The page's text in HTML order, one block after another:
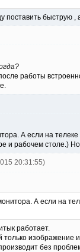
поставить быструю
работы
А если на
и рабочем столе.)
20:31:55)
А если на
работает.
изображение и
без